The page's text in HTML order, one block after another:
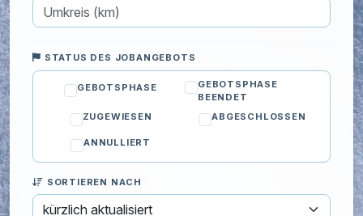
Sicherheit
Wandrenovierung
IT & Computer
Kinder
Umzug
Wohlbefinden
STATUS DES JOBANGEBOTS
GEBOTSPHASE
GEBOTSPHASE
BEENDET
ZUGEWIESEN
ABGESCHLOSSEN
ANNULLIERT
SORTIEREN NACH